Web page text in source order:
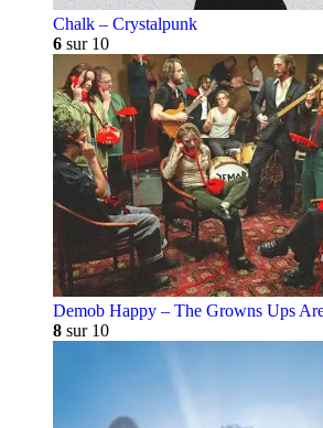
Chalk – Crystalpunk
6 sur 10
Demob Happy – The Growns Ups
8 sur 10